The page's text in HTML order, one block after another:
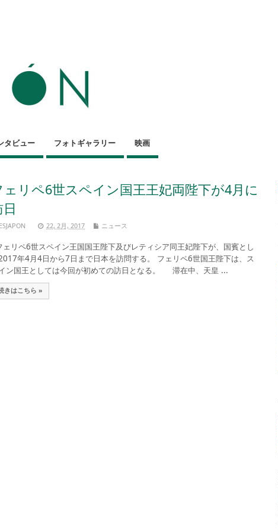
タビュー フォトギャラリー 映画
ェリペ6世スペイン国王王妃両陛下が4月に
22, 2月, 2017 ニュース
リペ6世スペイン王国国王陛下及びレティシア同王妃陛下が、国賓とし
年4月4日から7日まで日本を訪問する。 フェリペ6世国王陛下は、ス
ン国王としては今回が初めての訪日となる。 滞在中、天皇 ...
きはこちら »